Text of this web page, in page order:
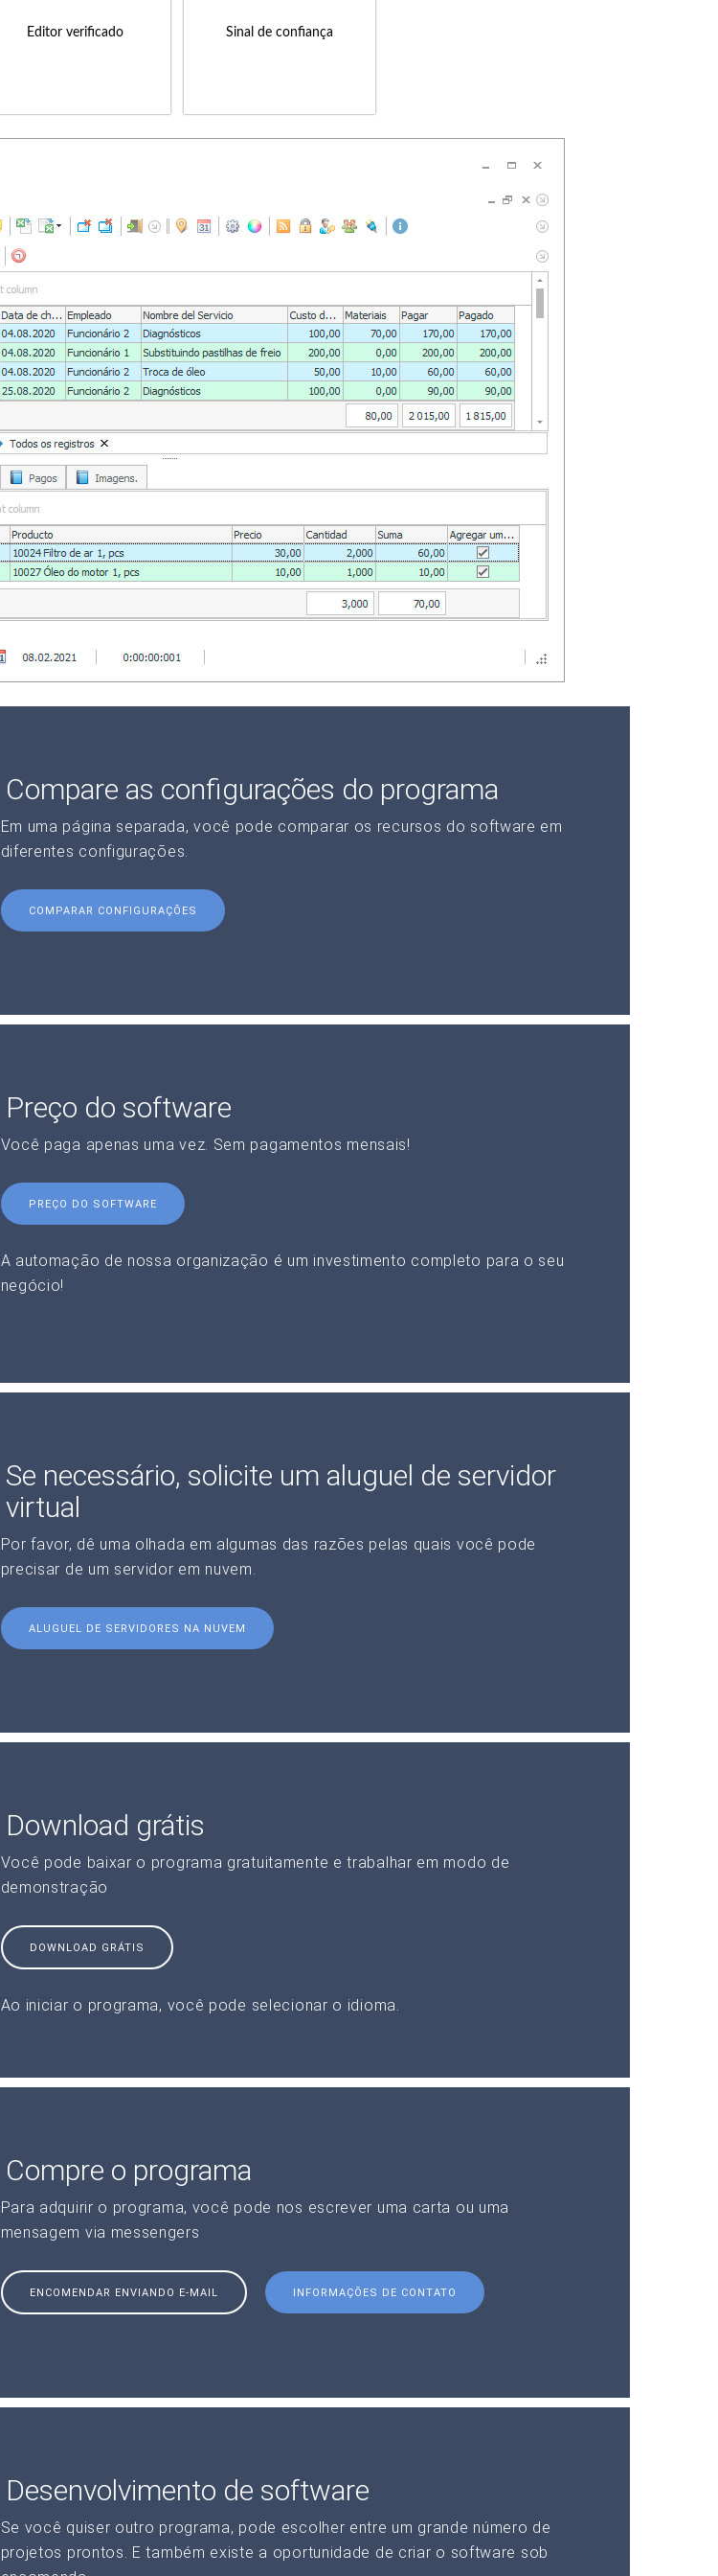
Editor verificado Sinal de confiança
Compare as configurações do programa
Em uma página separada, você pode comparar os recursos do software em
diferentes configurações.
COMPARAR CONFIGURAÇÕES
Preço do software
Você paga apenas uma vez. Sem pagamentos mensais!
PREÇO DO SOFTWARE
A automação de nossa organização é um investimento completo para o seu
negócio!
Se necessário, solicite um aluguel de servidor
virtual
Por favor, dê uma olhada em algumas das razões pelas quais você pode
precisar de um servidor em nuvem.
ALUGUEL DE SERVIDORES NA NUVEM
Download grátis
Você pode baixar o programa gratuitamente e trabalhar em modo de
demonstração
DOWNLOAD GRÁTIS
Ao iniciar o programa, você pode selecionar o idioma.
Compre o programa
Para adquirir o programa, você pode nos escrever uma carta ou uma
mensagem via messengers
ENCOMENDAR ENVIANDO E-MAIL INFORMAÇÕES DE CONTATO
Desenvolvimento de software
Se você quiser outro programa, pode escolher entre um grande número de
projetos prontos. E também existe a oportunidade de criar o software sob